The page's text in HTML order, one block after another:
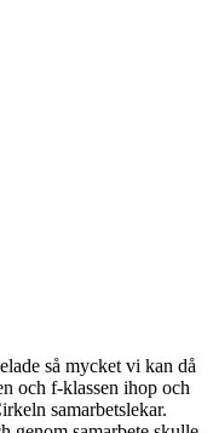
så mycket vi kan då
och f-klassen ihop och
samarbetslekar.